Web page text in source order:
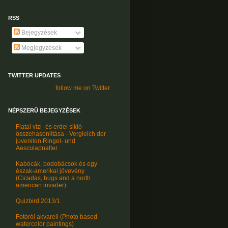
RSS
Bejegyzések
Megjegyzések
TWITTER UPDATES
follow me on Twitter
NÉPSZERŰ BEJEGYZÉSEK
Fiatal vízi- és erdei sikló
összehasonlítása - Vergleich der
juvenilen Ringel- und
Aesculapnatter
Kabócák, bodobácsok és egy
észak-amerikai jövevény
(Cicadas, bugs and a north
american invader)
Quizbird 2013/1
Fotóról akvarell (Photo based
watercolor paintings)